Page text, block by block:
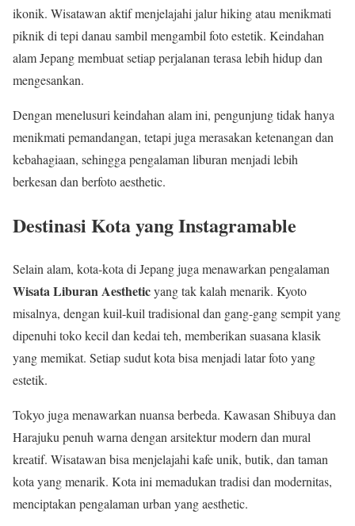
ikonik. Wisatawan aktif menjelajahi jalur hiking atau menikmati
piknik di tepi danau sambil mengambil foto estetik. Keindahan
alam Jepang membuat setiap perjalanan terasa lebih hidup dan
mengesankan.
Dengan menelusuri keindahan alam ini, pengunjung tidak hanya
menikmati pemandangan, tetapi juga merasakan ketenangan dan
kebahagiaan, sehingga pengalaman liburan menjadi lebih
berkesan dan berfoto aesthetic.
Destinasi Kota yang Instagramable
Selain alam, kota-kota di Jepang juga menawarkan pengalaman
Wisata Liburan Aestheticyang tak kalah menarik. Kyoto
misalnya, dengan kuil-kuil tradisional dan gang-gang sempit yang
dipenuhi toko kecil dan kedai teh, memberikan suasana klasik
yang memikat. Setiap sudut kota bisa menjadi latar foto yang
estetik.
Tokyo juga menawarkan nuansa berbeda. Kawasan Shibuya dan
Harajuku penuh warna dengan arsitektur modern dan mural
kreatif. Wisatawan bisa menjelajahi kafe unik, butik, dan taman
kota yang menarik. Kota ini memadukan tradisi dan modernitas,
menciptakan pengalaman urban yang aesthetic.